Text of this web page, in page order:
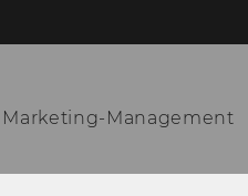
Marketing-Management